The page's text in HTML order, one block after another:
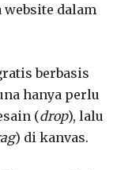
dalam
berbasis
hanya perlu
(drop), lalu
) di kanvas.